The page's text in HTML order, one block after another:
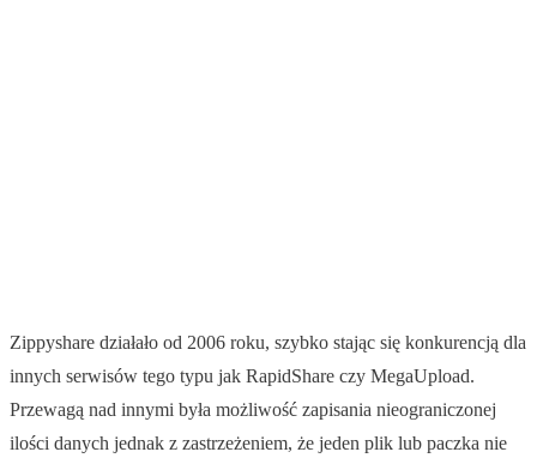
Zippyshare działało od 2006 roku, szybko stając się konkurencją dla
innych serwisów tego typu jak RapidShare czy MegaUpload.
Przewagą nad innymi była możliwość zapisania nieograniczonej
ilości danych jednak z zastrzeżeniem, że jeden plik lub paczka nie